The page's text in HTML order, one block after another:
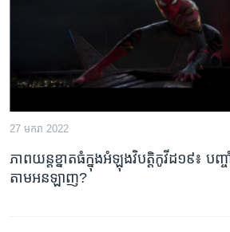
27 មករា 2022
ភាពយន្ត​ខ្នាតធំ​ក្នុង​អំឡុង​វិបត្តិ​កូវីដ១៩៖ បញ្
តាម​អនឡាញ?